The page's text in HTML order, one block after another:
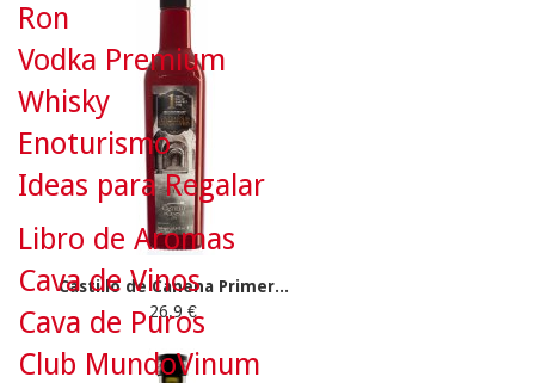
Castillo de Canena Primer...
26.9 €
Ron
Vodka Premium
Whisky
Enoturismo
Ideas para Regalar
Libro de Aromas
Cava de Vinos
Cava de Puros
Club MundoVinum